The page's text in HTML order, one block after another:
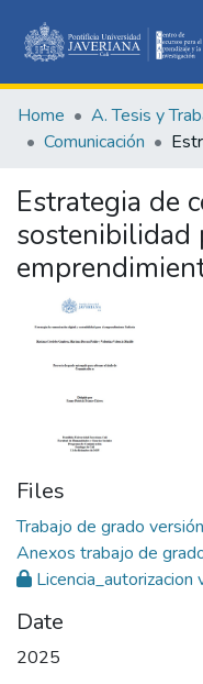
Home A. Tesis y
Comunicación
Estrategia de
sostenibilidad
Files
Trabajo de grado
Anexos trabajo de
Licencia_autorizacion
Date
2025